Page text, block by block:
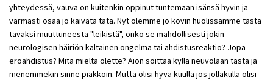
yhteydessä, vauva on kuitenkin oppinut tuntemaan isänsä hyvin ja
varmasti osaa jo kaivata tätä. Nyt olemme jo kovin huolissamme tästä
tavaksi muuttuneesta "leikistä", onko se mahdollisesti jokin
neurologisen häiriön kaltainen ongelma tai ahdistusreaktio? Jopa
eroahdistus? Mitä mieltä olette? Aion soittaa kyllä neuvolaan tästä ja
menemmekin sinne piakkoin. Mutta olisi hyvä kuulla jos jollakulla olisi